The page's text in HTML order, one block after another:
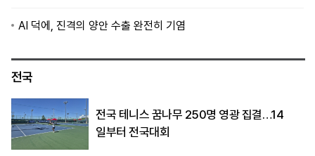
AI 덕에, 진격의 양안 수출 완전히 기염
전국
전국 테니스 꿈나무 250명 영광 집결…14
일부터 전국대회